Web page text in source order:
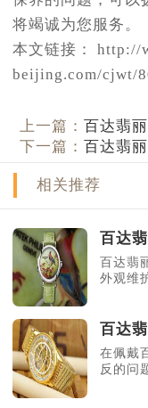
将竭诚为您服务。
本文链接： http://
beijing.com/cjwt/
上一篇：百达翡
下一篇：百达翡
相关推荐
百达
百达翡
外观维
百达
在佩戴
反的问